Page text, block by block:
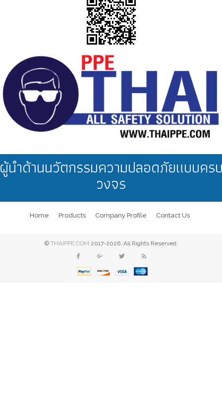
นำด้านนวัตกรรมความปลอดภัยแบบคร
วงจร
Home Products Company Profile Contact Us
© THAIPPE.COM 2017-2026. All Rights Reserved.